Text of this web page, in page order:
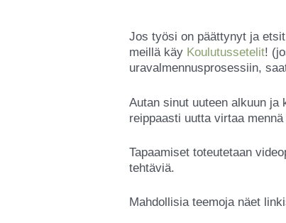
Jos työsi on päättynyt ja
meillä käy Koulutussetelit!
uravalmennusprosessiin,
Autan sinut uuteen alkuun
reippaasti uutta virtaa
Tapaamiset toteutetaan
tehtäviä.
Mahdollisia teemoja näet